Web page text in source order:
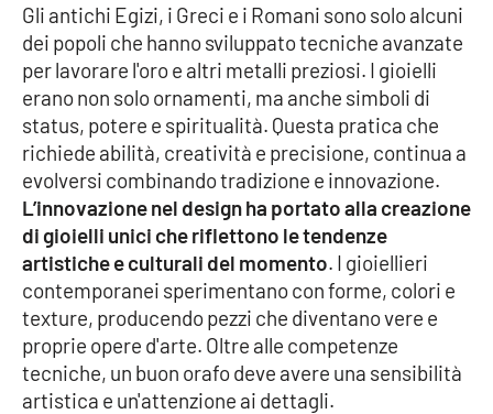
Sport
RUBRICHE
Good Morning Vietnam
Parchi Marini Calabria
Leggendo Alvaro insieme
Imprese Di Calabria
Le perfidie di Antonella Grippo
Gli antichi Egizi, i Greci e i Romani sono solo alcuni
dei popoli che hanno sviluppato tecniche avanzate
per lavorare l'oro e altri metalli preziosi. I gioielli
erano non solo ornamenti, ma anche simboli di
status, potere e spiritualità. Questa pratica che
richiede abilità, creatività e precisione, continua a
evolversi combinando tradizione e innovazione.
L’innovazione nel design ha portato alla creazione
di gioielli unici che riflettono le tendenze
artistiche e culturali del momento. I gioiellieri
contemporanei sperimentano con forme, colori e
texture, producendo pezzi che diventano vere e
proprie opere d'arte. Oltre alle competenze
tecniche, un buon orafo deve avere una sensibilità
artistica e un'attenzione ai dettagli.